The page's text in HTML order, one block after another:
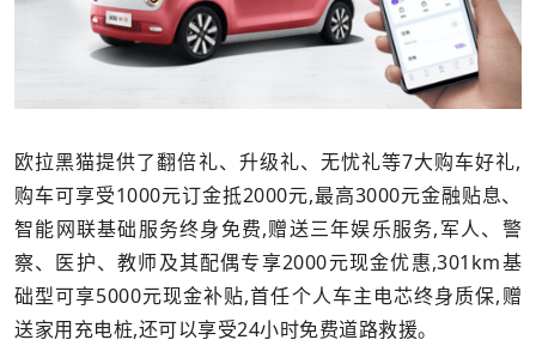
欧拉黑猫提供了翻倍礼、升级礼、无忧礼等7大购车好礼,
购车可享受1000元订金抵2000元,最高3000元金融贴息、
智能网联基础服务终身免费,赠送三年娱乐服务,军人、警
察、医护、教师及其配偶专享2000元现金优惠,301km基
础型可享5000元现金补贴,首任个人车主电芯终身质保,赠
送家用充电桩,还可以享受24小时免费道路救援。